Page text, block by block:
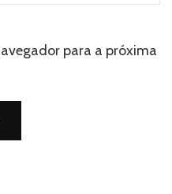
para a próxima